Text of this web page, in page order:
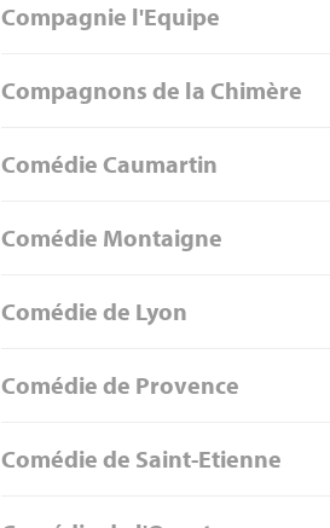
Compagnie l'Equipe
Compagnons de la Chimère
Comédie Caumartin
Comédie Montaigne
Comédie de Lyon
Comédie de Provence
Comédie de Saint-Etienne